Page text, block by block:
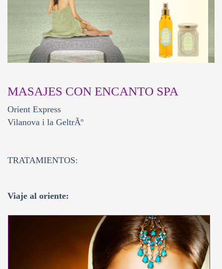
MASAJES CON ENCANTO SPA
Orient Express
Vilanova i la GeltrÃº
TRATAMIENTOS:
Viaje al oriente: